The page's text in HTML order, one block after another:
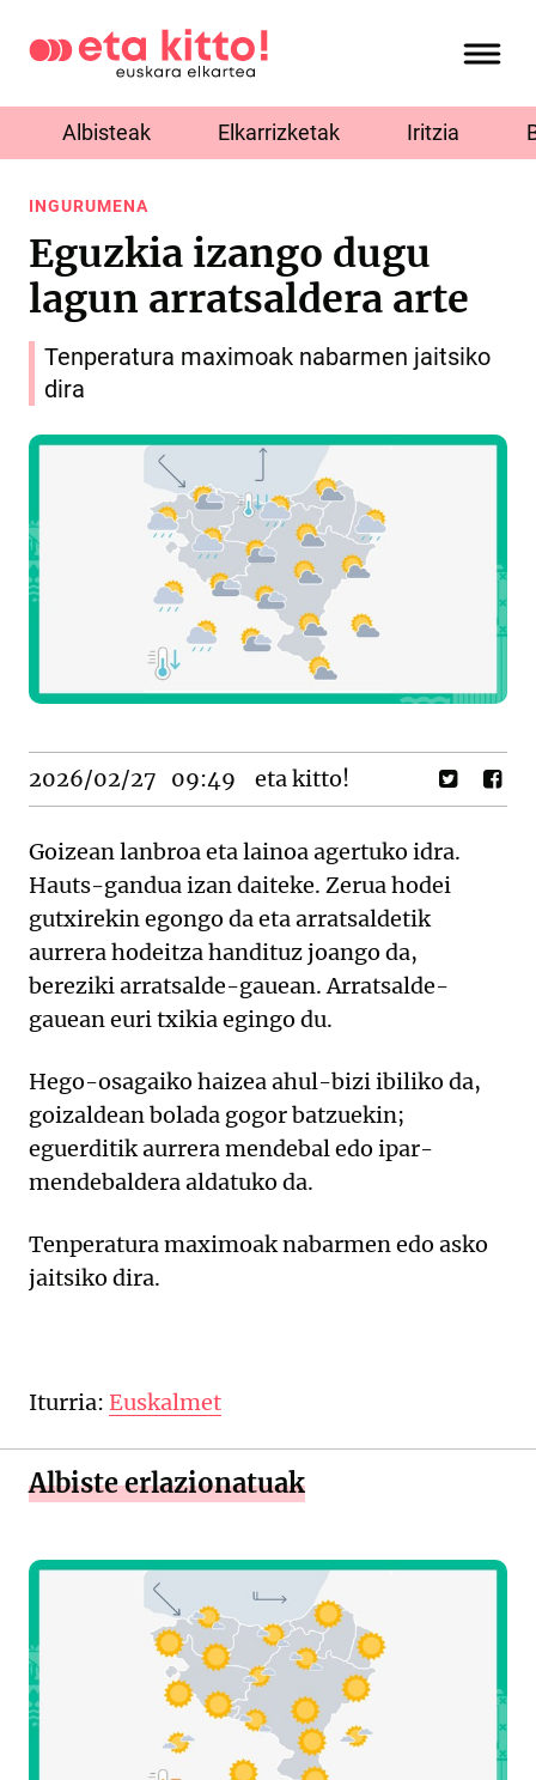
Albisteak Elkarrizketak Iritzia
INGURUMENA
Eguzkia izango dugu
lagun arratsaldera arte
Tenperatura maximoak nabarmen jaitsiko
dira
2026/02/27 09:49 eta kitto!
Goizean lanbroa eta lainoa agertuko idra.
Hauts-gandua izan daiteke. Zerua hodei
gutxirekin egongo da eta arratsaldetik
aurrera hodeitza handituz joango da,
bereziki arratsalde-gauean. Arratsalde-
gauean euri txikia egingo du.
Hego-osagaiko haizea ahul-bizi ibiliko da,
goizaldean bolada gogor batzuekin;
eguerditik aurrera mendebal edo ipar-
mendebaldera aldatuko da.
Tenperatura maximoak nabarmen edo asko
jaitsiko dira.
Iturria: Euskalmet
Albiste erlazionatuak